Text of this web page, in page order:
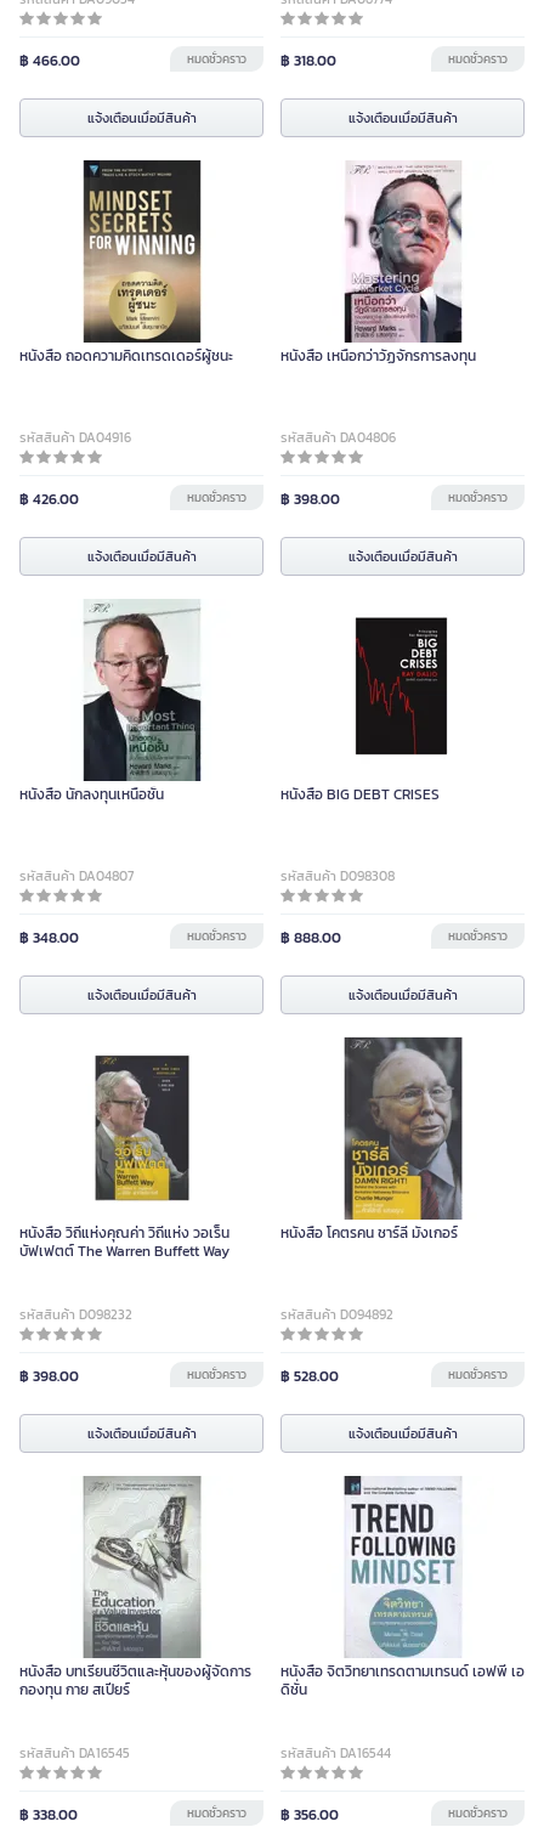
฿ 466.00 หมดชั่วคราว
แจ้งเตือนเมื่อมีสินค้า
฿ 318.00 หมดชั่วคราว
แจ้งเตือนเมื่อมีสินค้า
หนังสือ ถอดความคิดเทรดเดอร์ผู้ชนะ
รหัสสินค้า DA04916
฿ 426.00 หมดชั่วคราว
แจ้งเตือนเมื่อมีสินค้า
หนังสือ เหนือกว่าวัฏจักรการลงทุน
รหัสสินค้า DA04806
฿ 398.00 หมดชั่วคราว
แจ้งเตือนเมื่อมีสินค้า
หนังสือ นักลงทุนเหนือชั้น
รหัสสินค้า DA04807
฿ 348.00 หมดชั่วคราว
แจ้งเตือนเมื่อมีสินค้า
หนังสือ BIG DEBT CRISES
รหัสสินค้า D098308
฿ 888.00 หมดชั่วคราว
แจ้งเตือนเมื่อมีสินค้า
หนังสือ วิถีแห่งคุณค่า วิถีแห่ง วอเร็น
บัฟเฟตต์ The Warren Buffett Way
รหัสสินค้า D098232
฿ 398.00 หมดชั่วคราว
แจ้งเตือนเมื่อมีสินค้า
หนังสือ โคตรคน ชาร์ลี มังเกอร์
รหัสสินค้า D094892
฿ 528.00 หมดชั่วคราว
แจ้งเตือนเมื่อมีสินค้า
หนังสือ บทเรียนชีวิตและหุ้นของผู้จัดการ
กองทุน กาย สเปียร์
รหัสสินค้า DA16545
฿ 338.00 หมดชั่วคราว
หนังสือ จิตวิทยาเทรดตามเทรนด์ เอฟพี เอ
ดิชั่น
รหัสสินค้า DA16544
฿ 356.00 หมดชั่วคราว